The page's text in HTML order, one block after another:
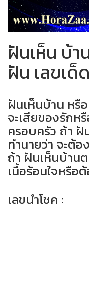
ฝันเห็น บ้
ฝัน เลขเด็
ฝันเห็นบ้าน หรื
จะเสียของรักห
ครอบครัว ถ้า ฝั
ทำนายว่า จะต้
ถ้า ฝันเห็นบ้าน
เนื้อร้อนใจหรื
เลขนำโชค :